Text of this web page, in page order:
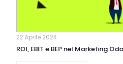
22 Aprile 2024
ROI, EBIT e BEP nel Marketing